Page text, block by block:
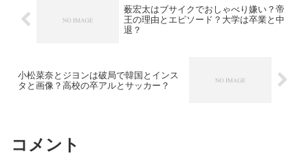
薮宏太はブサイクでおしゃべり嫌い？帝
王の理由とエピソード？大学は卒業と中
退？
小松菜奈とジヨンは破局で韓国とインス
タと画像？高校の卒アルとサッカー？
コメント